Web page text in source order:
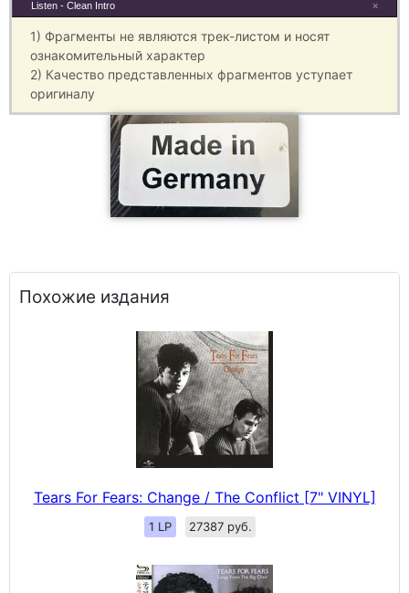
×
Listen - Clean Intro
1) Фрагменты не являются трек-листом и носят
ознакомительный характер
2) Качество представленных фрагментов уступает
оригиналу
Похожие издания
Tears For Fears: Change / The Conflict [7" VINYL]
1 LP 27387 руб.